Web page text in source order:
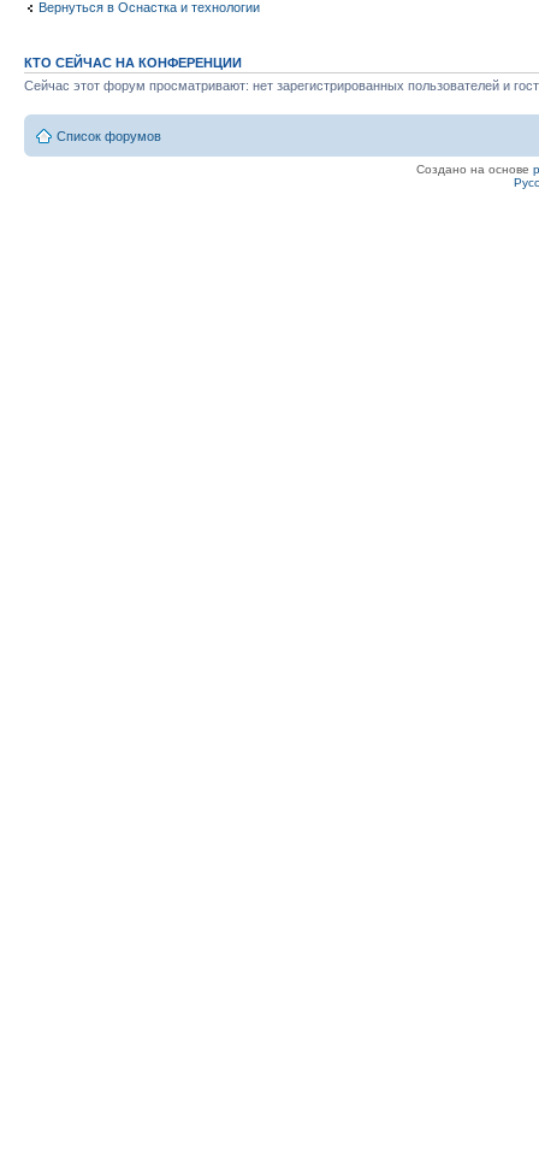
Вернуться в Оснастка и технологии
КТО СЕЙЧАС НА КОНФЕРЕНЦИИ
Сейчас этот форум просматривают: нет зарегистрированных пользователей и
Список форумов
Создано на основе